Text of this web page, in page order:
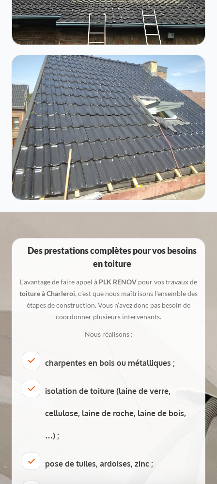
Des prestations complètes pour vos besoins
en toiture
L’avantage de faire appel à PLK RENOV pour vos travaux de
toiture à Charleroi, c’est que nous maîtrisons l’ensemble des
étapes de construction. Vous n’avez donc pas besoin de
coordonner plusieurs intervenants.
Nous réalisons :
charpentes en bois ou métalliques ;
isolation de toiture (laine de verre,
cellulose, laine de roche, laine de bois,
…) ;
pose de tuiles, ardoises, zinc ;